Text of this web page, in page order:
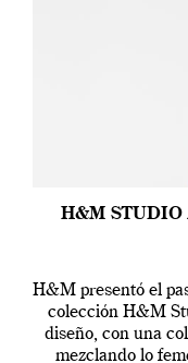
H&M STUDIO
H&M presentó el
colección H&M
diseño, con una
mezclando lo